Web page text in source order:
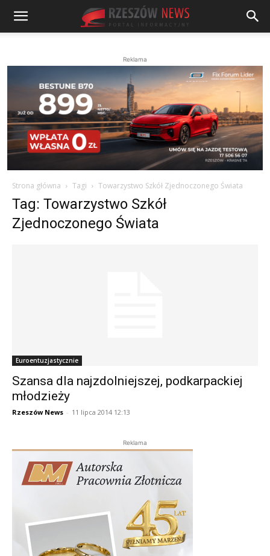
Reklama
Strona główna Tagi Towarzystwo Szkół Zjednoczonego Świata
Tag: Towarzystwo Szkół
Zjednoczonego Świata
Euroentuzjastycznie
Szansa dla najzdolniejszej, podkarpackiej
młodzieży
Rzeszów News - 11 lipca 2014 12:13
Reklama